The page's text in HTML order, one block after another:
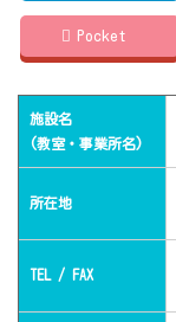
Pocket
施設名
(教室・事業所名)
所在地
TEL / FAX